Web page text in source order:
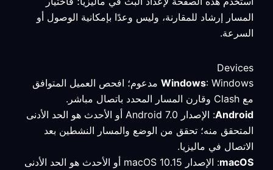
المسار إرشاد للمقارنة، وليس وعدًا بإمكانية الوصول أو
السرعة.
Devices
Windows : Windows مدعوم؛ افحص العميل المتوافق
مع Clash وقارن المسار المحدد باتصال مباشر.
Android
: الإصدار Android 7.0 أو الأحدث هو الحد الأدنى
المتحقق منه؛ تحقق من الوضع والمسار النشطين بعد
الاتصال في ماليزيا.
macOS
: الإصدار macOS 10.15 أو الأحدث هو الحد الأدنى